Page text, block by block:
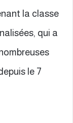
la classe
qui a
le 7